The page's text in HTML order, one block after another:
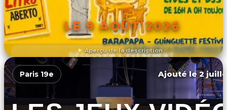
Aperçu de la description
LE 9 AOÛT 2026
DÉCOUVRIR L'ÉVÉNEMENT
Paris 19e Ajouté le 2